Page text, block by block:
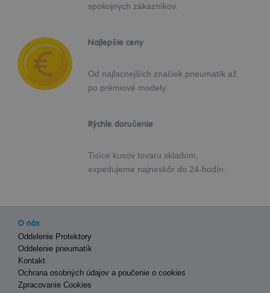
spokojných zákazníkov.
Najlepšie ceny
Od najlacnejších značiek pneumatík až
po prémiové modely.
Rýchle doručenie
Tisíce kusov tovaru skladom,
expedujeme najneskôr do 24-hodín.
O nás
Oddelenie Protektory
Oddelenie pneumatík
Kontakt
Ochrana osobných údajov a poučenie o cookies
Zpracovanie Cookies